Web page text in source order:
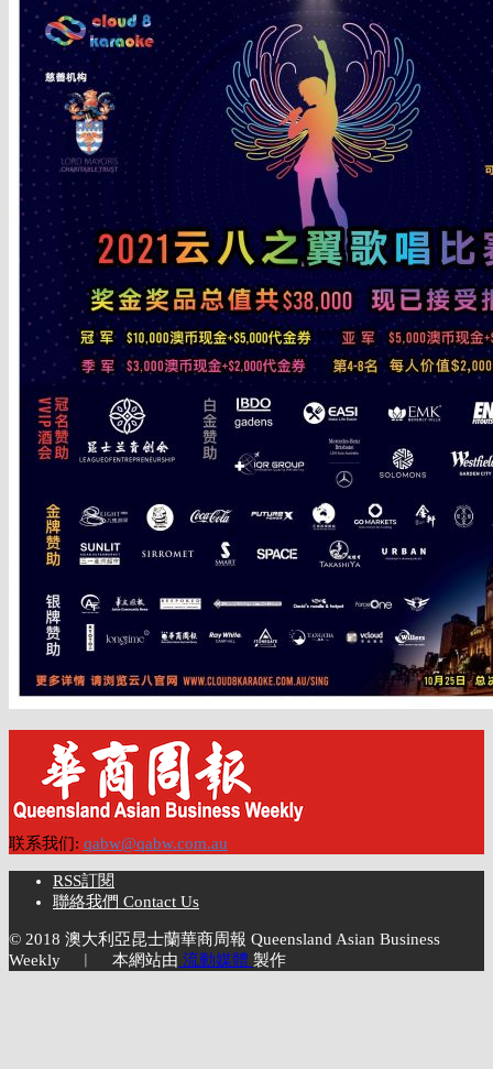
联系我们: qabw@qabw.com.au
RSS訂閱
聯絡我們 Contact Us
© 2018 澳大利亞昆士蘭華商周報 Queensland Asian Business
Weekly ︱ 本網站由 流動媒體 製作